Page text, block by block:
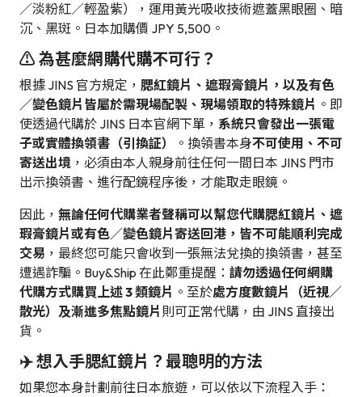
／淡粉紅／輕盈紫），運用黃光吸收技術遮蓋黑眼圈、暗
沉、黑斑。日本加購價 JPY 5,500。
⚠️ 為甚麼網購代購不可行？
根據 JINS 官方規定， 腮紅鏡片、遮瑕膏鏡片，以及有色
／變色鏡片皆屬於需現場配製、現場領取的特殊鏡片 。即
使透過代購於 JINS 日本官網下單， 系統只會發出一張電
子或實體換領書（引換証）
。換領書本身不可使用、不可
寄送出境 ，必須由本人親身前往任何一間日本 JINS 門市
出示換領書、進行配鏡程序後，才能取走眼鏡。
因此， 無論任何代購業者聲稱可以幫您代購腮紅鏡片、遮
瑕膏鏡片或有色／變色鏡片寄送回港，皆不可能順利完成
交易 ，最終您可能只會收到一張無法兌換的換領書，甚至
遭遇詐騙。Buy&Ship 在此鄭重提醒： 請勿透過任何網購
代購方式購買上述 3 類鏡片 。至於處方度數鏡片（近視／
散光）及漸進多焦點鏡片 則可正常代購，由 JINS 直接出
貨。
✈️ 想入手腮紅鏡片？最聰明的方法
如果您本身計劃前往日本旅遊，可以依以下流程入手：